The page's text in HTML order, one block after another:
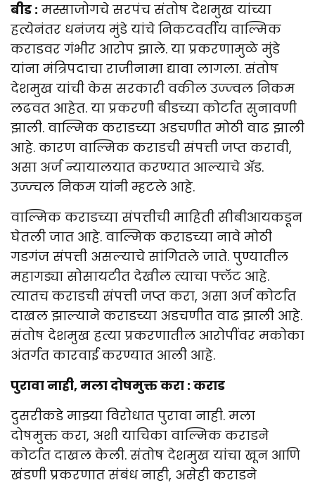
बीड : मस्साजोगचे सरपंच संतोष देशमुख यांच्या
हत्येनंतर धनंजय मुंडे यांचे निकटवर्तीय वाल्मिक
कराडवर गंभीर आरोप झाले. या प्रकरणामुळे मुंडे
यांना मंत्रिपदाचा राजीनामा द्यावा लागला. संतोष
देशमुख यांची केस सरकारी वकील उज्ज्वल निकम
लढवत आहेत. या प्रकरणी बीडच्या कोर्टात सुनावणी
झाली. वाल्मिक कराडच्या अडचणीत मोठी वाढ झाली
आहे. कारण वाल्मिक कराडची संपत्ती जप्त करावी,
असा अर्ज न्यायालयात करण्यात आल्याचे अ‍ॅड.
उज्ज्चल निकम यांनी म्हटले आहे.
वाल्मिक कराडच्या संपत्तीची माहिती सीबीआयकडून
घेतली जात आहे. वाल्मिक कराडच्या नावे मोठी
गडगंज संपत्ती असल्याचे सांगितले जाते. पुण्यातील
महागड्या सोसायटीत देखील त्याचा फ्लॅट आहे.
त्यातच कराडची संपत्ती जप्त करा, असा अर्ज कोर्टात
दाखल झाल्याने कराडच्या अडचणीत वाढ झाली आहे.
संतोष देशमुख हत्या प्रकरणातील आरोपींवर मकोका
अंतर्गत कारवाई करण्यात आली आहे.
पुरावा नाही, मला दोषमुक्त करा : कराड
दुसरीकडे माझ्या विरोधात पुरावा नाही. मला
दोषमुक्त करा, अशी याचिका वाल्मिक कराडने
कोर्टात दाखल केली. संतोष देशमुख यांचा खून आणि
खंडणी प्रकरणात संबंध नाही, असेही कराडने